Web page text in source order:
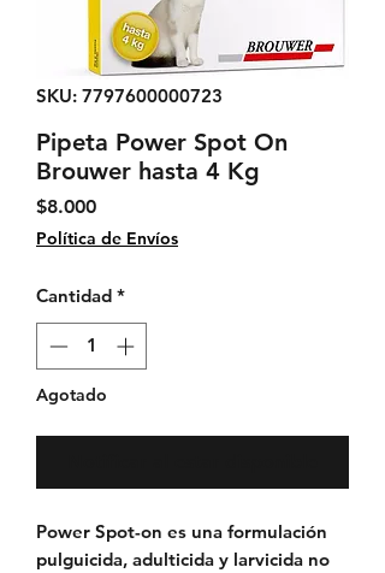
SKU: 7797600000723
Pipeta Power Spot On
Brouwer hasta 4 Kg
$8.000Precio
Política de Envíos
Cantidad *
Agotado
Power Spot-on es una formulación
pulguicida, adulticida y larvicida no